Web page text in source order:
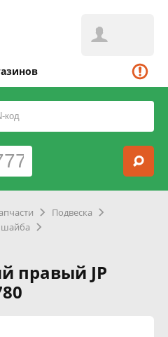
Подвеска
шайба
правый JP